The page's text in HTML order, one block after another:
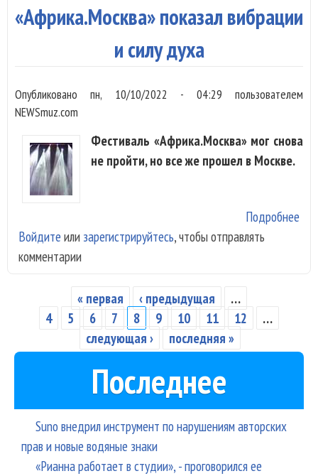
«Африка.Москва» показал вибрации
и силу духа
Опубликованопн, 10/10/2022 - 04:29 пользователем
NEWSmuz.com
Фестиваль «Африка.Москва» мог снова
не пройти, но все же прошел в Москве.
Подробнее
Войдите или зарегистрируйтесь, чтобы отправлять
комментарии
Страницы
« первая ‹ предыдущая
…
4
5 6 7 8 9 10 11 12
…
следующая ›
последняя »
Последнее
Suno внедрил инструмент по нарушениям авторских
прав и новые водяные знаки
«Рианна работает в студии», - проговорился ее